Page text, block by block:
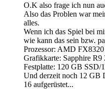
O.K also frage ich nun
Also das Problen war
alles.
Wenn ich das Spiel bei
wie kann das sein bzw.
Prozessor: AMD FX8320
Grafikkarte: Sapphire R9
Festplatte: 120 GB
Und derzeit noch 12 GB
16 aufgerüstet...